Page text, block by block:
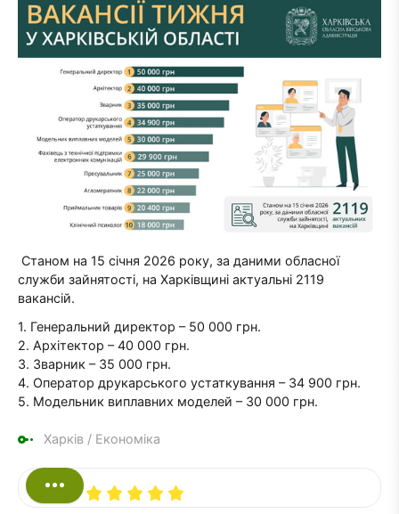
Станом на 15 січня 2026 року, за даними обласної
служби зайнятості, на Харківщині актуальні 2119
вакансій.
1. Генеральний директор – 50 000 грн.
2. Архітектор – 40 000 грн.
3. Зварник – 35 000 грн.
4. Оператор друкарського устаткування – 34 900 грн.
5. Модельник виплавних моделей – 30 000 грн.
Харків / Економіка